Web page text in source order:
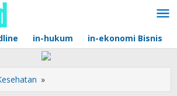
in-hukum in-ekonomi Bisnis
»
Jangan